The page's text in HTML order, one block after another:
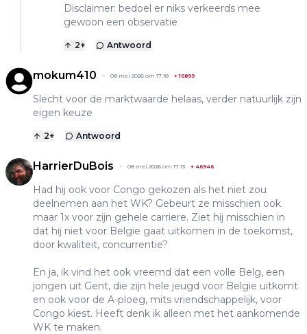
Disclaimer: bedoel er niks verkeerds mee
gewoon een observatie
2+ Antwoord
mokum410 08 mei 2026 om 17:18 +16899
Slecht voor de marktwaarde helaas, verder natuurlijk zijn
eigen keuze
2+ Antwoord
HarrierDuBois 08 mei 2026 om 17:13 + 46946
Had hij ook voor Congo gekozen als het niet zou
deelnemen aan het WK? Gebeurt ze misschien ook
maar 1x voor zijn gehele carriere. Ziet hij misschien in
dat hij niet voor Belgie gaat uitkomen in de toekomst,
door kwaliteit, concurrentie?
En ja, ik vind het ook vreemd dat een volle Belg, een
jongen uit Gent, die zijn hele jeugd voor Belgie uitkomt
en ook voor de A-ploeg, mits vriendschappelijk, voor
Congo kiest. Heeft denk ik alleen met het aankomende
WK te maken.